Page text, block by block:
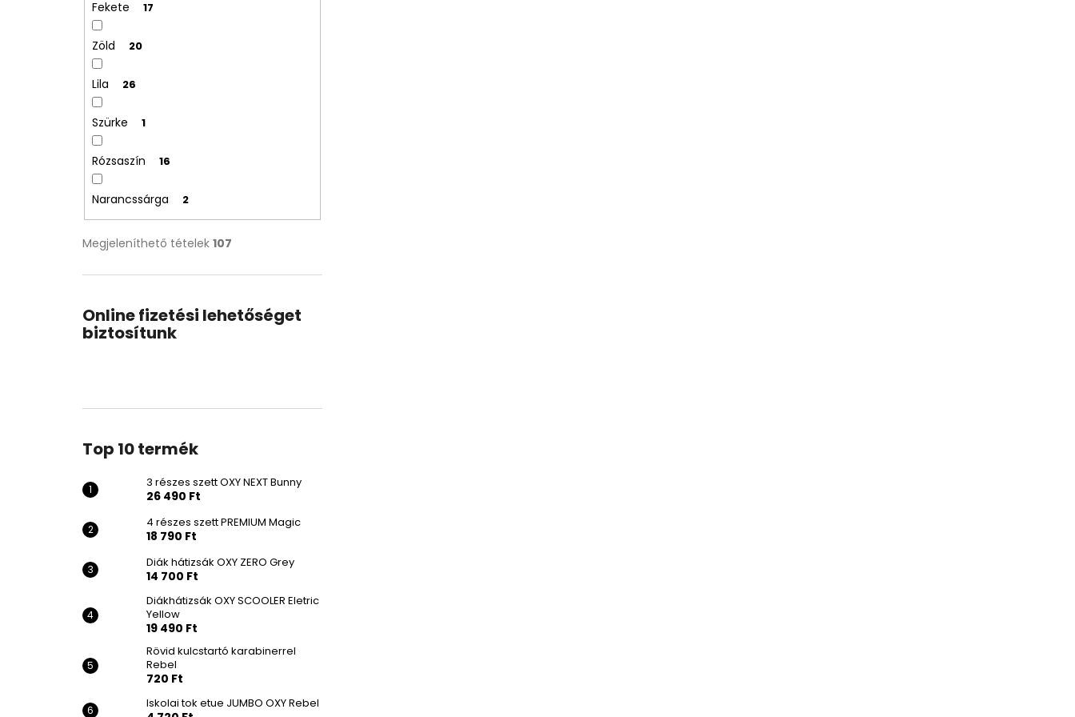
Fekete 17
Zöld 20
Lila 26
Szürke 1
Rózsaszín 16
Narancssárga 2
Megjeleníthető tételek 107
Online fizetési lehetőséget
biztosítunk
Top 10 termék
3 részes szett OXY NEXT Bunny
26 490 Ft
4 részes szett PREMIUM Magic
18 790 Ft
Diák hátizsák OXY ZERO Grey
14 700 Ft
Diákhátizsák OXY SCOOLER Eletric
Yellow
19 490 Ft
Rövid kulcstartó karabinerrel
Rebel
720 Ft
Iskolai tok etue JUMBO OXY Rebel